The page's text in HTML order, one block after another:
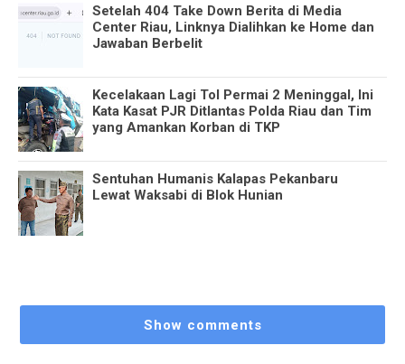
Setelah 404 Take Down Berita di Media
Center Riau, Linknya Dialihkan ke Home dan
Jawaban Berbelit
Kecelakaan Lagi Tol Permai 2 Meninggal, Ini
Kata Kasat PJR Ditlantas Polda Riau dan Tim
yang Amankan Korban di TKP
Sentuhan Humanis Kalapas Pekanbaru
Lewat Waksabi di Blok Hunian
Show comments